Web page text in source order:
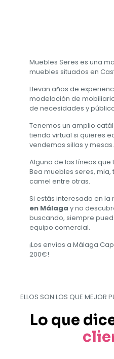
en
la
de
producto
Muebles Seres es una
muebles situados en
Llevan años de
modelación de
de necesidades y
Tenemos un amplio
tienda virtual si quieres
vendemos sillas y mesas.
Alguna de las líneas que
Bea muebles seres,
camel entre otras.
Si estás interesado en la
en Málaga y no
buscando, siempre
equipo comercial.
¡Los envíos a Málaga
200€!
ELLOS SON LOS QUE MEJOR
Lo que